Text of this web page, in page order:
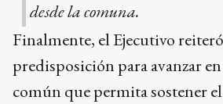
desde la comuna.
Finalmente, el Ejecutivo
predisposición para avanzar
común que permita sostener